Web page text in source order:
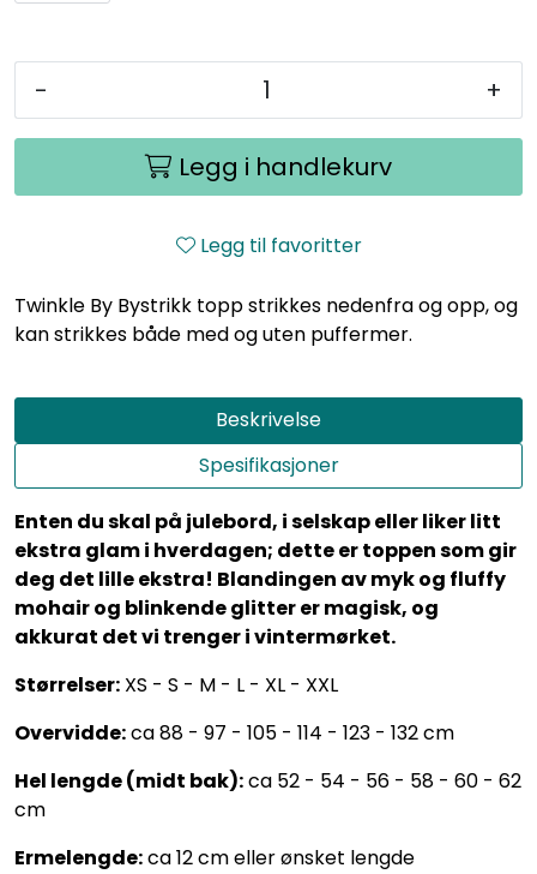
- +
Legg i handlekurv
Legg til favoritter
Twinkle By Bystrikk topp strikkes nedenfra og opp, og
kan strikkes både med og uten puffermer.
Beskrivelse
Spesifikasjoner
Enten du skal på julebord, i selskap eller liker litt
ekstra glam i hverdagen; dette er toppen som gir
deg det lille ekstra! Blandingen av myk og fluffy
mohair og blinkende glitter er magisk, og
akkurat det vi trenger i vintermørket.
Størrelser: XS - S - M - L - XL - XXL
Overvidde:ca 88 - 97 - 105 - 114 - 123 - 132 cm
Hel lengde (midt bak):ca 52 - 54 - 56 - 58 - 60 - 62
cm
Ermelengde:ca 12 cm eller ønsket lengde